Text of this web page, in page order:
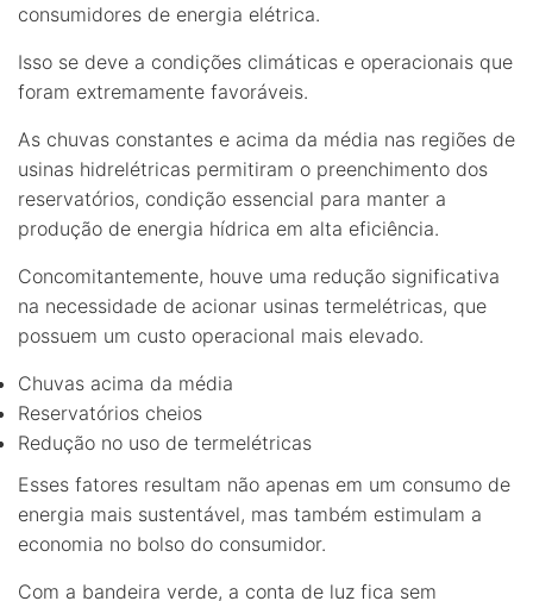
consumidores de energia elétrica.
Isso se deve a condições climáticas e operacionais que
foram extremamente favoráveis.
As chuvas constantes e acima da média nas regiões de
usinas hidrelétricas permitiram o preenchimento dos
reservatórios, condição essencial para manter a
produção de energia hídrica em alta eficiência.
Concomitantemente, houve uma redução significativa
na necessidade de acionar usinas termelétricas, que
possuem um custo operacional mais elevado.
Chuvas acima da média
Reservatórios cheios
Redução no uso de termelétricas
Esses fatores resultam não apenas em um consumo de
energia mais sustentável, mas também estimulam a
economia no bolso do consumidor.
Com a bandeira verde, a conta de luz fica sem